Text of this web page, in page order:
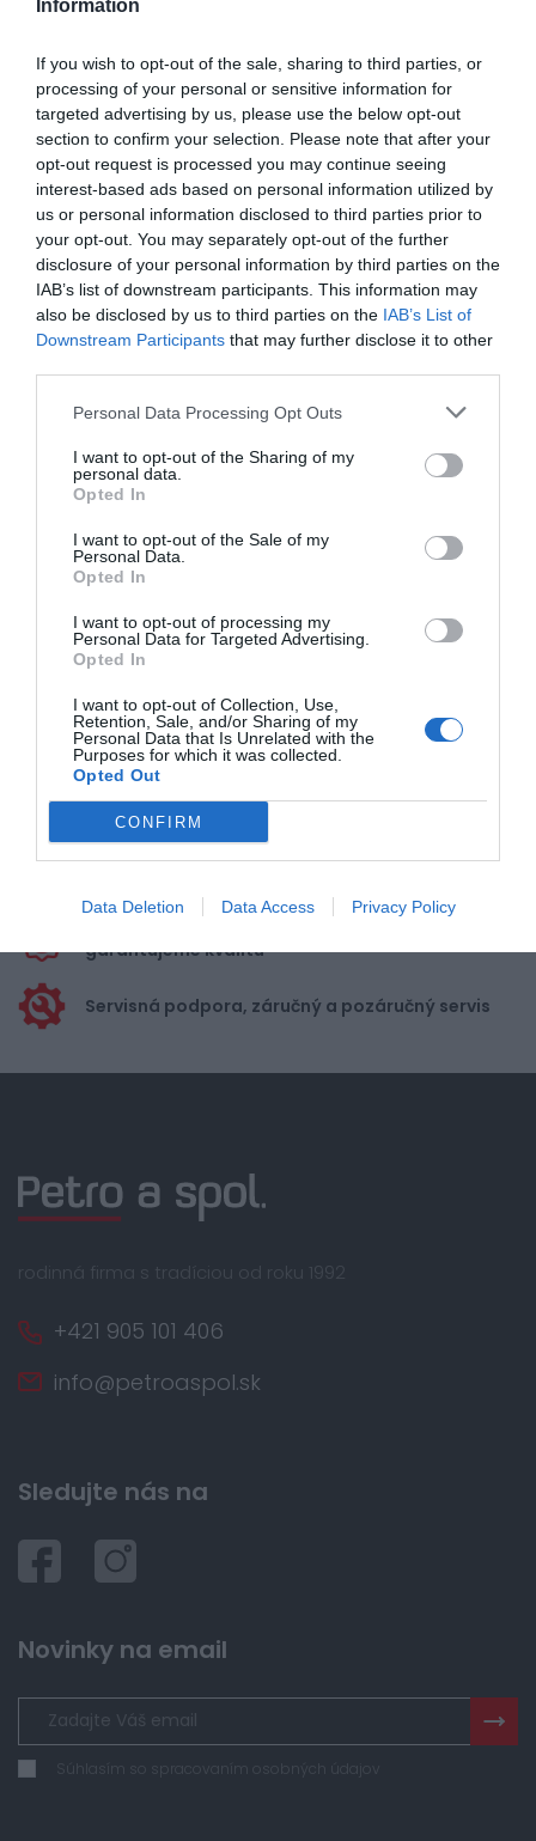
Information
If you wish to opt-out of the sale, sharing to third parties, or
processing of your personal or sensitive information for
targeted advertising by us, please use the below opt-out
section to confirm your selection. Please note that after your
opt-out request is processed you may continue seeing
interest-based ads based on personal information utilized by
us or personal information disclosed to third parties prior to
your opt-out. You may separately opt-out of the further
disclosure of your personal information by third parties on the
IAB’s list of downstream participants. This information may
also be disclosed by us to third parties on the IAB’s List of
Downstream Participants that may further disclose it to other
Personal Data Processing Opt Outs
I want to opt-out of the Sharing of my
personal data.
Opted In
I want to opt-out of the Sale of my
Personal Data.
Opted In
I want to opt-out of processing my
Personal Data for Targeted Advertising.
Opted In
I want to opt-out of Collection, Use,
Retention, Sale, and/or Sharing of my
Personal Data that Is Unrelated with the
Purposes for which it was collected.
Opted Out
CONFIRM
Data Deletion Data Access Privacy Policy
kontrol zaručuje najvyššiu kvalitu týchto kolies.
0.0
0% zákazníkov odporúča produkt
Pre pridanie recenzie sa musíte
prihlásiť
Doprava zadarmo pri
nákupe nad 100,00 €
Bezpečná platba
garantujeme kvalitu
Servisná podpora, záručný a pozáručný servis
rodinná firma s tradíciou od roku 1992
+421 905 101 406
info@petroaspol.sk
Sledujte nás na
Novinky na email
Súhlasím so spracovaním osobných údajov